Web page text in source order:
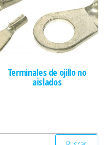
Terminales de ojillo no
aislados